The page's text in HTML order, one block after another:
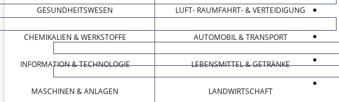
GESUNDHEITSWESEN
CHEMIKALIEN & WERKSTOFFE
INFORMATION & TECHNOLOGIE
MASCHINEN & ANLAGEN
LUFT- RAUMFAHRT- & VERTEIDIGUNG
AUTOMOBIL & TRANSPORT
LEBENSMITTEL & GETRÄNKE
LANDWIRTSCHAFT